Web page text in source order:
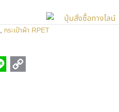
, กระเป๋าผ้า RPET